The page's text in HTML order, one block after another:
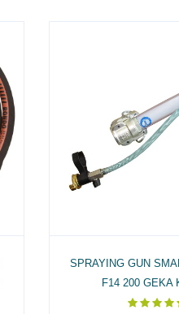
SPRAYING GUN
F14 200 GEKA